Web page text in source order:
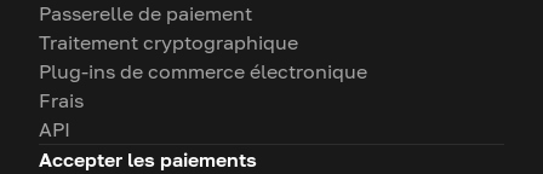
Passerelle de paiement
Traitement cryptographique
Plug-ins de commerce électronique
Frais
API
Accepter les paiements